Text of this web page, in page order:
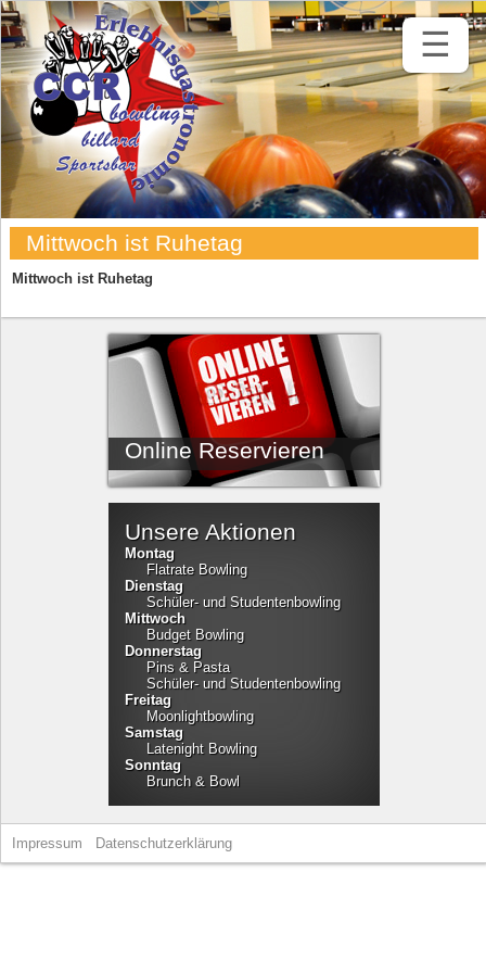
☰
Mittwoch ist Ruhetag
Mittwoch ist Ruhetag
Online Reservieren
Unsere Aktionen
Montag
Flatrate Bowling
Dienstag
Schüler- und Studentenbowling
Mittwoch
Budget Bowling
Donnerstag
Pins & Pasta
Schüler- und Studentenbowling
Freitag
Moonlightbowling
Samstag
Latenight Bowling
Sonntag
Brunch & Bowl
Impressum Datenschutzerklärung